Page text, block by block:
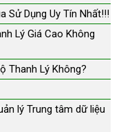
Sử Dụng Uy Tín Nhất!!!
Lý Giá Cao Không
Thanh Lý Không?
lý Trung tâm dữ liệu